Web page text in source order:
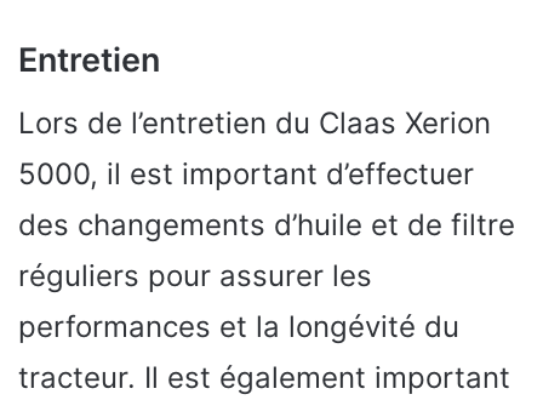
Entretien
Lors de l’entretien du Claas Xerion
5000, il est important d’effectuer
des changements d’huile et de filtre
réguliers pour assurer les
performances et la longévité du
tracteur. Il est également important